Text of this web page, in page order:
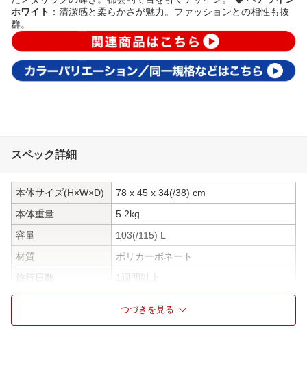
ホワイト ：清潔感と柔らかさが魅力。ファッションとの相性も抜
群。
スペック詳細
本体サイズ(H×W×D)
78 x 45 x 34(/38) cm
本体重量
5.2kg
容量
103(/115) L
材質
ポリカーボネート
旅行日数
1週間以上
TSAロック
TSAロック搭載
つづきを見る